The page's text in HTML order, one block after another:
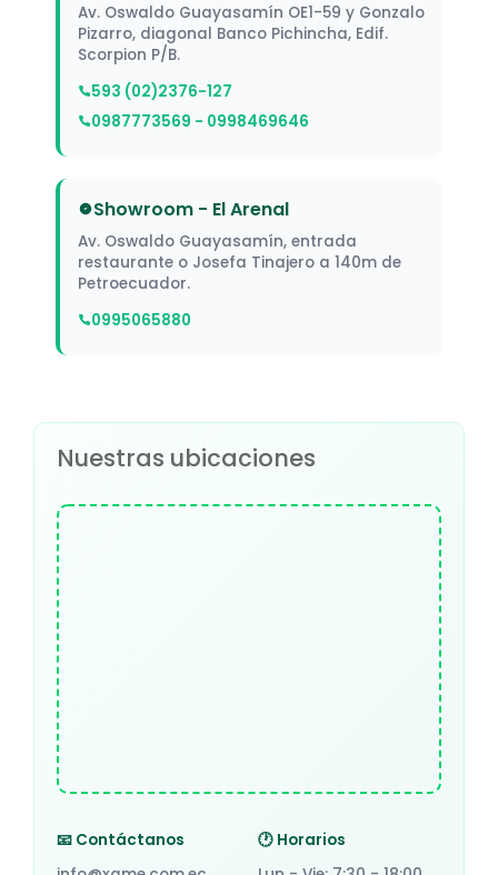
Av. Oswaldo Guayasamín OE1-59 y Gonzalo
Pizarro, diagonal Banco Pichincha, Edif.
Scorpion P/B.
593 (02)2376-127
0987773569 - 0998469646
Showroom - El Arenal
Av. Oswaldo Guayasamín, entrada
restaurante o Josefa Tinajero a 140m de
Petroecuador.
0995065880
Nuestras ubicaciones
📧 Contáctanos
🕐 Horarios